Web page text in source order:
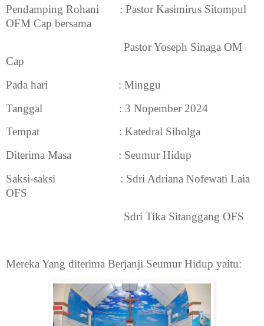
Pendamping Rohani
: Pastor Kasimirus Sitompul
OFM Cap bersama
Pastor Yoseph Sinaga OM
Cap
Pada hari
: Minggu
Tanggal
: 3 Nopember 2024
Tempat
: Katedral Sibolga
Diterima Masa
: Seumur Hidup
Saksi-saksi
: Sdri Adriana Nofewati Laia
OFS
Sdri Tika Sitanggang OFS
Mereka Yang diterima Berjanji Seumur Hidup yaitu: